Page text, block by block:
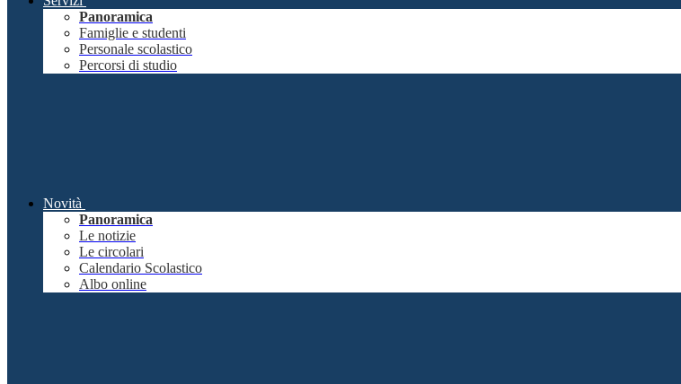
Panoramica
Famiglie e studenti
Personale scolastico
Percorsi di studio
Novità
Panoramica
Le notizie
Le circolari
Calendario Scolastico
Albo online